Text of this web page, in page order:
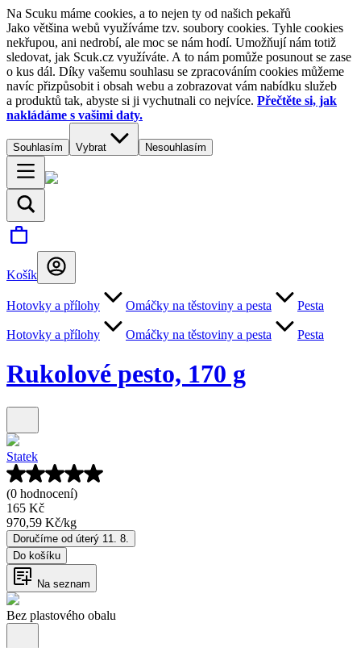
Na Scuku máme cookies, a to nejen ty od našich pekařů
Jako většina webů využíváme tzv. soubory cookies. Tyhle cookies
nekřupou, ani nedrobí, ale moc se nám hodí. Umožňují nám totiž
sledovat, jak Scuk.cz využíváte. A to nám pomůže posunout se zase
o kus dál. Díky vašemu souhlasu se zpracováním cookies můžeme
navíc přizpůsobit i obsah webu a zobrazovat vám nabídku služeb
a produktů tak, abyste si ji vychutnali co nejvíce. Přečtěte si, jak
nakládáme s vašimi daty.
Souhlasím Vybrat Nesouhlasím
Košík
Hotovky a přílohy Omáčky na těstoviny a pesta Pesta
Hotovky a přílohy Omáčky na těstoviny a pesta Pesta
Rukolové pesto, 170 g
Statek
(0 hodnocení)
165 Kč
970,59 Kč/kg
Doručíme od úterý 11. 8.
Do košíku
Na seznam
Bez plastového obalu